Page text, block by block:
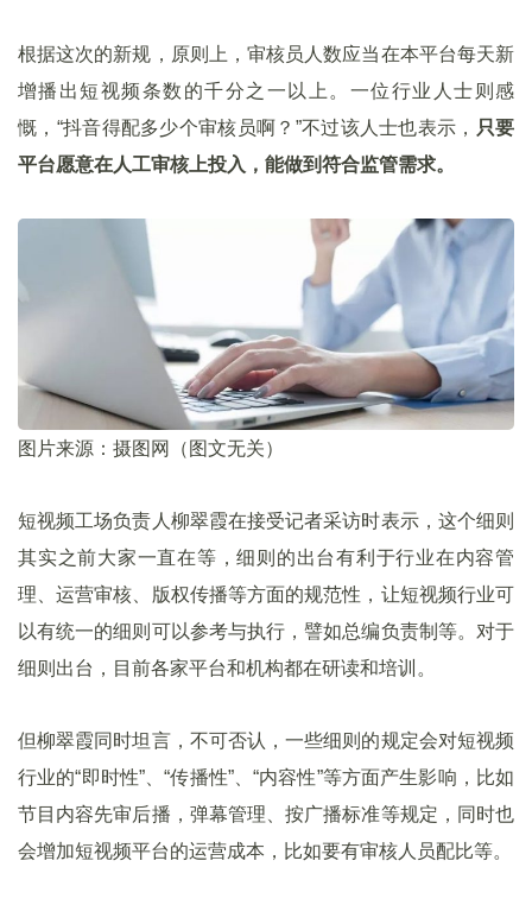
根据这次的新规，原则上，审核员人数应当在本平台每天新
增播出短视频条数的千分之一以上。一位行业人士则感
慨，“抖音得配多少个审核员啊？”不过该人士也表示， 只要
平台愿意在人工审核上投入，能做到符合监管需求。
图片来源：摄图网（图文无关）
短视频工场负责人柳翠霞在接受记者采访时表示，这个细则
其实之前大家一直在等，细则的出台有利于行业在内容管
理、运营审核、版权传播等方面的规范性，让短视频行业可
以有统一的细则可以参考与执行，譬如总编负责制等。对于
细则出台，目前各家平台和机构都在研读和培训。
但柳翠霞同时坦言，不可否认，一些细则的规定会对短视频
行业的“即时性”、“传播性”、“内容性”等方面产生影响，比如
节目内容先审后播，弹幕管理、按广播标准等规定，同时也
会增加短视频平台的运营成本，比如要有审核人员配比等。